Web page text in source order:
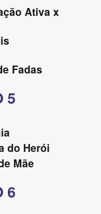
Ativa x
Fadas
5
do Herói
Mãe
6